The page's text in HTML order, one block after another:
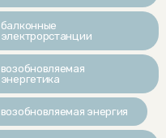
балконные
электрорстанции
возобновляемая
энергетика
возобновляемая энергия